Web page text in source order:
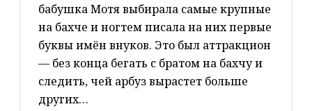
бабушка Мотя выбирала самые крупные
на бахче и ногтем писала на них первые
буквы имён внуков. Это был аттракцион
— без конца бегать с братом на бахчу и
следить, чей арбуз вырастет больше
других…